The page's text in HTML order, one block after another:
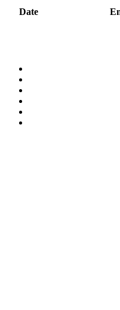
Date